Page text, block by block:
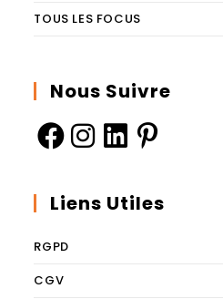
TOUS LES FOCUS
Nous Suivre
Liens Utiles
RGPD
CGV